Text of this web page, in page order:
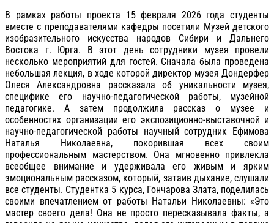
В рамках работы проекта 15 февраля 2026 года студенты
вместе с преподавателями кафедры посетили Музей детского
изобразительного искусства народов Сибири и Дальнего
Востока г. Юрга. В этот день сотрудники музея провели
несколько мероприятий для гостей. Сначала была проведена
небольшая лекция, в ходе которой директор музея Дондерфер
Олеся Александровна рассказала об уникальности музея,
специфике его научно-педагогической работы, музейной
педагогике. А затем продолжила рассказ о музее и
особенностях организации его экспозиционно-выставочной и
научно-педагогической работы научный сотрудник Ефимова
Наталья Николаевна, покорившая всех своим
профессиональным мастерством. Она мгновенно привлекла
всеобщее внимание и удерживала его живым и ярким
эмоциональным рассказом, который, затаив дыхание, слушали
все студенты. Студентка 5 курса, Гончарова Злата, поделилась
своими впечатлением от работы Натальи Николаевны: «Это
мастер своего дела! Она не просто пересказывала факты, а